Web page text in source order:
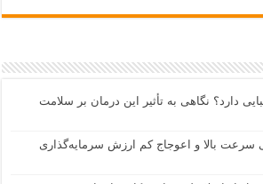
دارد؟ نگاهی به تأثیر این درمان بر سلامت
سرعت بالا و اعوجاج کم ارزش سرمایه‌گذاری